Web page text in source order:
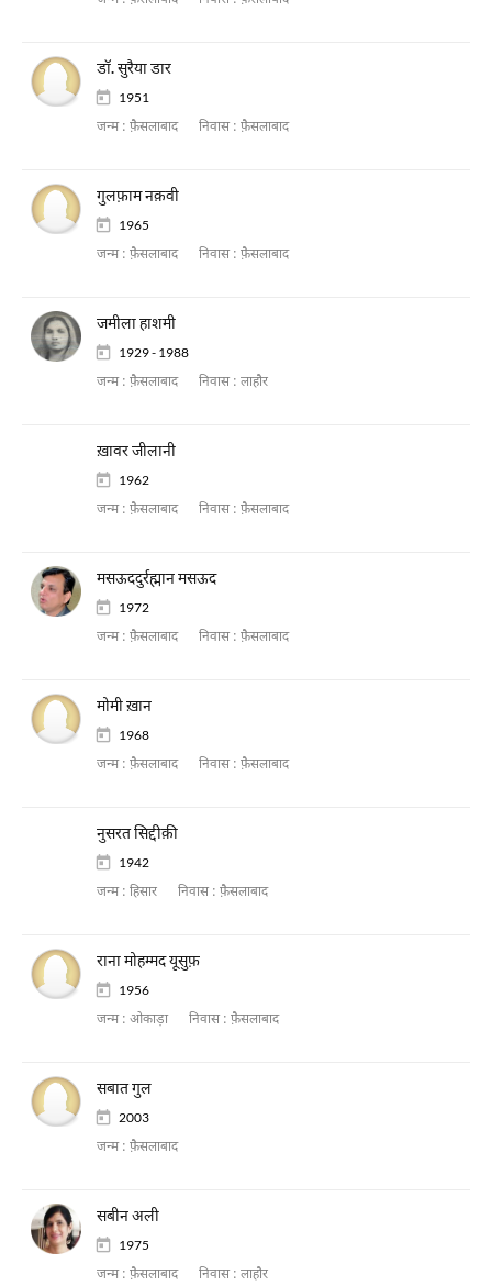
डॉ. सुरैया डार
1951
जन्म : फ़ैसलाबाद निवास : फ़ैसलाबाद
गुलफ़ाम नक़वी
1965
जन्म : फ़ैसलाबाद निवास : फ़ैसलाबाद
जमीला हाशमी
1929 - 1988
जन्म : फ़ैसलाबाद निवास : लाहौर
ख़ावर जीलानी
1962
जन्म : फ़ैसलाबाद निवास : फ़ैसलाबाद
मसऊददुर्रह्मान मसऊद
1972
जन्म : फ़ैसलाबाद निवास : फ़ैसलाबाद
मोमी ख़ान
1968
जन्म : फ़ैसलाबाद निवास : फ़ैसलाबाद
नुसरत सिद्दीक़ी
1942
जन्म : हिसार निवास : फ़ैसलाबाद
राना मोहम्मद यूसुफ़
1956
जन्म : ओकाड़ा निवास : फ़ैसलाबाद
सबात गुल
2003
जन्म : फ़ैसलाबाद
सबीन अली
1975
जन्म : फ़ैसलाबाद निवास : लाहौर